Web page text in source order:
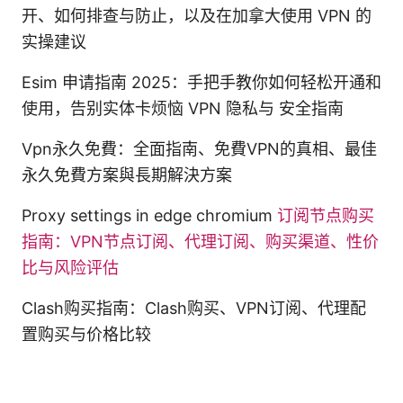
开、如何排查与防止，以及在加拿大使用 VPN 的
实操建议
Esim 申请指南 2025：手把手教你如何轻松开通和
使用，告别实体卡烦恼 VPN 隐私与 安全指南
Vpn永久免費：全面指南、免費VPN的真相、最佳
永久免費方案與長期解決方案
Proxy settings in edge chromium 订阅节点购买
指南：VPN节点订阅、代理订阅、购买渠道、性价
比与风险评估
Clash购买指南：Clash购买、VPN订阅、代理配
置购买与价格比较